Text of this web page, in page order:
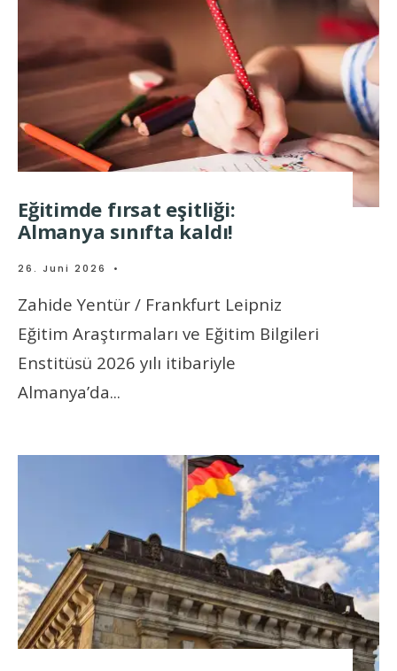
Eğitimde fırsat eşitliği:
Almanya sınıfta kaldı!
26. Juni 2026 •
Zahide Yentür / Frankfurt Leipniz
Eğitim Araştırmaları ve Eğitim Bilgileri
Enstitüsü 2026 yılı itibariyle
Almanya’da...